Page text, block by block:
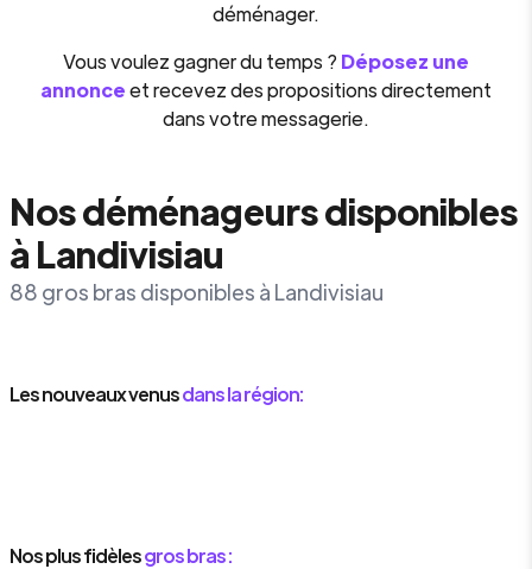
déménager.
Vous voulez gagner du temps ? Déposez une
annonceet recevez des propositions directement
dans votre messagerie.
Nos déménageurs disponibles
à Landivisiau
88 gros bras disponibles à Landivisiau
Les nouveaux venusdans la région:
Nos plus fidèlesgros bras :